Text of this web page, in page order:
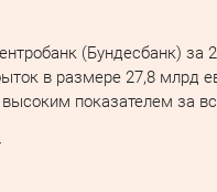
(Бундесбанк) за
в размере 27,8 млрд
показателем за